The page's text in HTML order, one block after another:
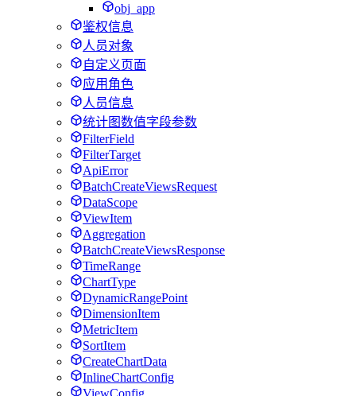
obj_app
鉴权信息
人员对象
自定义页面
应用角色
人员信息
统计图数值字段参数
FilterField
FilterTarget
ApiError
BatchCreateViewsRequest
DataScope
ViewItem
Aggregation
BatchCreateViewsResponse
TimeRange
ChartType
DynamicRangePoint
DimensionItem
MetricItem
SortItem
CreateChartData
InlineChartConfig
ViewConfig